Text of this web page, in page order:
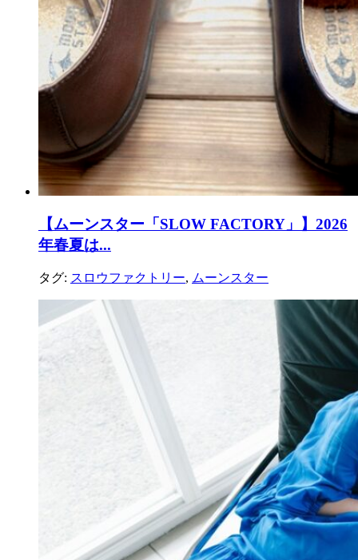
【ムーンスター「SLOW FACTORY」】2026
年春夏は...
タグ: スロウファクトリー, ムーンスター